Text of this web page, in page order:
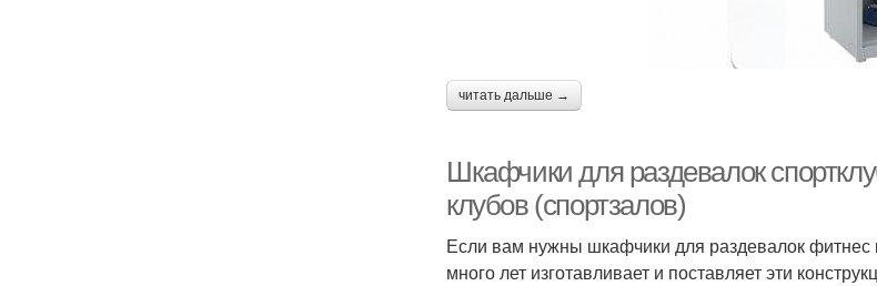
читать дальше →
Шкафчики для раздевалок
клубов (спортзалов)
Если вам нужны шкафчики для раздевалок
много лет изготавливает и поставляет эти